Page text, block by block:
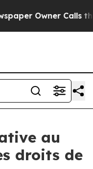
Owner Calls
au
droits de